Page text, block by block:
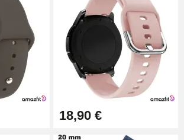
9,90 €
Pince à Poinçonner (pince trou)
57,42 €
Pince Trou pour Bracelet de
18,90 €